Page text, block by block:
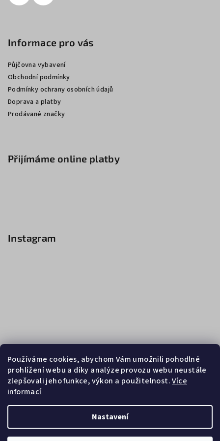
Používáme cookies, abychom Vám umožnili pohodlné
prohlížení webu a díky analýze provozu webu neustále
zlepšovali jeho funkce, výkon a použitelnost.Více
informací
Nastavení
Informace pro vás
Půjčovna vybavení
Obchodní podmínky
Podmínky ochrany osobních údajů
Doprava a platby
Prodávané značky
Přijímáme online platby
Instagram
Sledovat na Instagramu